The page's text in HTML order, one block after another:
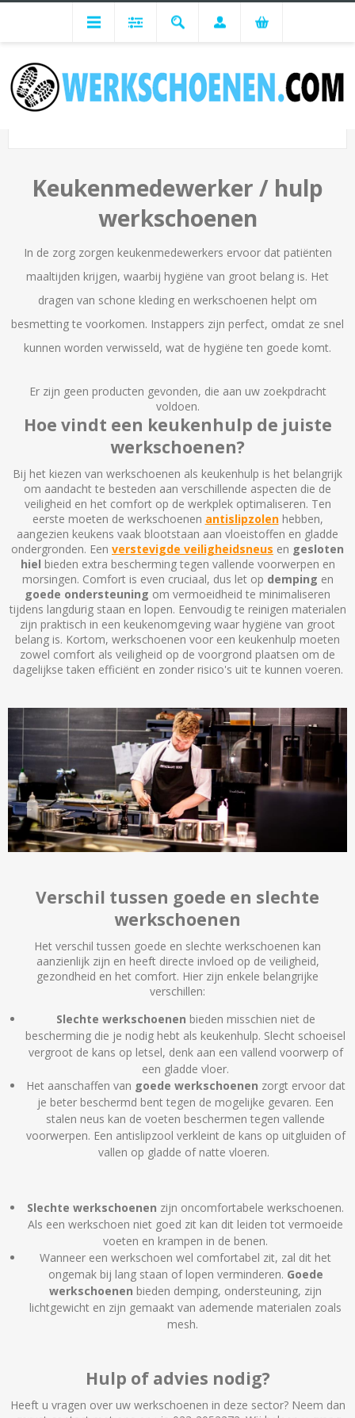
Advies per branche Zorg Keukenmedewerker / hulp
Keukenmedewerker / hulp
werkschoenen
In de zorg zorgen keukenmedewerkers ervoor dat patiënten
maaltijden krijgen, waarbij hygiëne van groot belang is. Het
dragen van schone kleding en werkschoenen helpt om
besmetting te voorkomen. Instappers zijn perfect, omdat ze snel
kunnen worden verwisseld, wat de hygiëne ten goede komt.
Er zijn geen producten gevonden, die aan uw zoekpdracht
voldoen.
Hoe vindt een keukenhulp de juiste
werkschoenen?
Bij het kiezen van werkschoenen als keukenhulp is het belangrijk
om aandacht te besteden aan verschillende aspecten die de
veiligheid en het comfort op de werkplek optimaliseren. Ten
eerste moeten de werkschoenen antislipzolenhebben,
aangezien keukens vaak blootstaan aan vloeistoffen en gladde
ondergronden. Een verstevigde veiligheidsneus en gesloten
hiel bieden extra bescherming tegen vallende voorwerpen en
morsingen. Comfort is even cruciaal, dus let op demping en
goede ondersteuning om vermoeidheid te minimaliseren
tijdens langdurig staan en lopen. Eenvoudig te reinigen materialen
zijn praktisch in een keukenomgeving waar hygiëne van groot
belang is. Kortom, werkschoenen voor een keukenhulp moeten
zowel comfort als veiligheid op de voorgrond plaatsen om de
dagelijkse taken efficiënt en zonder risico's uit te kunnen voeren.
Verschil tussen goede en slechte
werkschoenen
Het verschil tussen goede en slechte werkschoenen kan
aanzienlijk zijn en heeft directe invloed op de veiligheid,
gezondheid en het comfort. Hier zijn enkele belangrijke
verschillen:
Slechte werkschoenen bieden misschien niet de
bescherming die je nodig hebt als keukenhulp. Slecht schoeisel
vergroot de kans op letsel, denk aan een vallend voorwerp of
een gladde vloer.
Het aanschaffen van goede werkschoenen zorgt ervoor dat
je beter beschermd bent tegen de mogelijke gevaren. Een
stalen neus kan de voeten beschermen tegen vallende
voorwerpen. Een antislipzool verkleint de kans op uitgluiden of
vallen op gladde of natte vloeren.
Slechte werkschoenen zijn oncomfortabele werkschoenen.
Als een werkschoen niet goed zit kan dit leiden tot vermoeide
voeten en krampen in de benen.
Wanneer een werkschoen wel comfortabel zit, zal dit het
ongemak bij lang staan of lopen verminderen. Goede
werkschoenen bieden demping, ondersteuning, zijn
lichtgewicht en zijn gemaakt van ademende materialen zoals
mesh.
Hulp of advies nodig?
Heeft u vragen over uw werkschoenen in deze sector? Neem dan